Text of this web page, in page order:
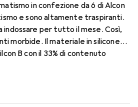
in confezione da 6 di Alcon
e sono altamente traspiranti.
indossare per tutto il mese. Così,
morbide. Il materiale in silicone
B con il 33% di contenuto
tecnologia SmartShield,
e senza interruzioni per